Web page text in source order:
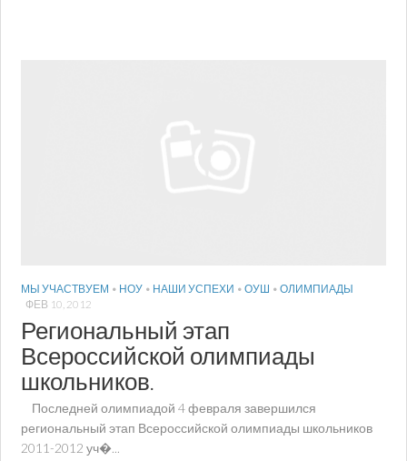
МЫ УЧАСТВУЕМ • НОУ • НАШИ УСПЕХИ • ОУШ • ОЛИМПИАДЫ
ФЕВ 10, 2012
Региональный этап
Всероссийской олимпиады
школьников.
Последней олимпиадой 4 февраля завершился
региональный этап Всероссийской олимпиады школьников
2011-2012 уч�...